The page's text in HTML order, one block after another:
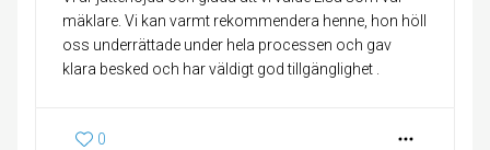
mäklare. Vi kan varmt rekommendera henne, hon höll
oss underrättade under hela processen och gav
klara besked och har väldigt god tillgänglighet .
0